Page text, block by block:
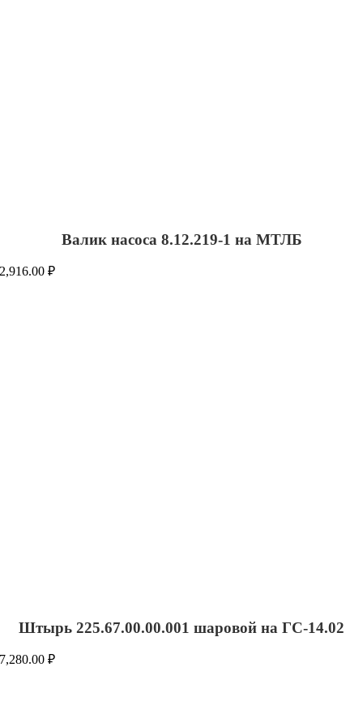
Валик насоса 8.12.219-1 на МТЛБ
2,916.00₽
Штырь 225.67.00.00.001 шаровой на ГС-14.02
7,280.00₽